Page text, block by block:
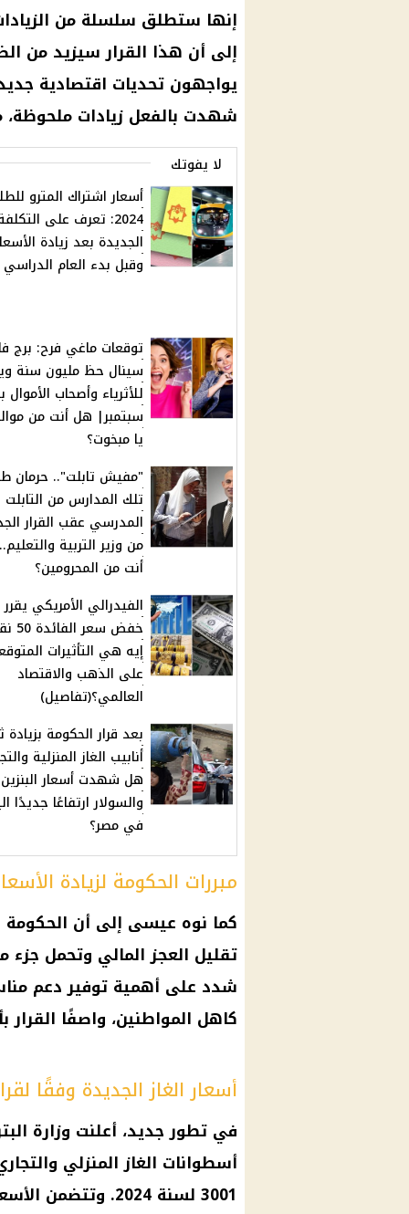
إنها ستطلق سلسلة من
إلى أن هذا القرارسيزيد من
يواجهون تحديات اقتصادية
شهدت بالفعل زيادات
لا يفوتك
أسعار اشتراك المترو
2024: تعرف على
الجديدة بعد زيادة
وقبل بدء العام الدراسي
توقعات ماغي فرح: برج
سينال حظ مليون سنة
للأثرياء وأصحاب الأموال
سبتمبر| هل أنت من
يا مبخوت؟
"مفيش تابلت".. حرمان
تلك المدارس من التابلت
المدرسي عقب القرار
من وزير التربية
أنت من المحرومين؟
الفيدرالي الأمريكي يقرر
خفض
إيه هي التأثيرات
على الذهب والاقتصاد
العالمي؟(تفاصيل)
بعد قرار الحكومة
أنابيب الغاز المنزلية
هل شهدت أسعار البنزين
والسولار ارتفاعًا جديدًا
في مصر؟
مبررات الحكومة لزيادة
كما نوه عيسى إلى أن الحكومة
تقليل العجز المالي وتحمل
شدد على أهمية توفير دعم
كاهل المواطنين، واصفًا القرار
أسعار الغاز الجديدة وفقًا
في تطور جديد، أعلنت وزارة
أسطوانات الغاز المنزلي
3001 لسنة 2024. وتتضمن